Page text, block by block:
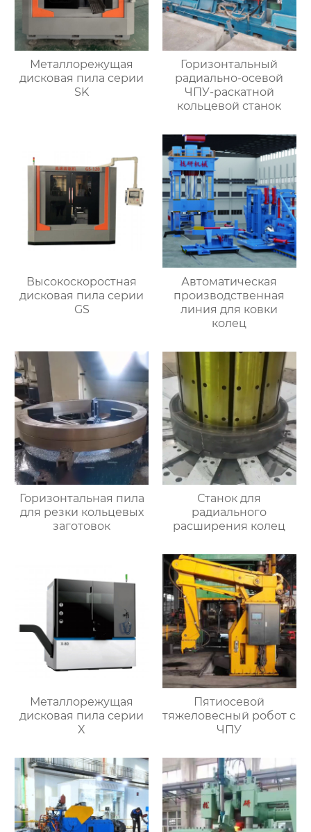
Металлорежущая
дисковая пила серии
SK
Горизонтальный
радиально-осевой
ЧПУ-раскатной
кольцевой станок
Высокоскоростная
дисковая пила серии
GS
Автоматическая
производственная
линия для ковки
колец
Горизонтальная пила
для резки кольцевых
заготовок
Станок для
радиального
расширения колец
Металлорежущая
дисковая пила серии
X
Пятиосевой
тяжеловесный робот с
ЧПУ